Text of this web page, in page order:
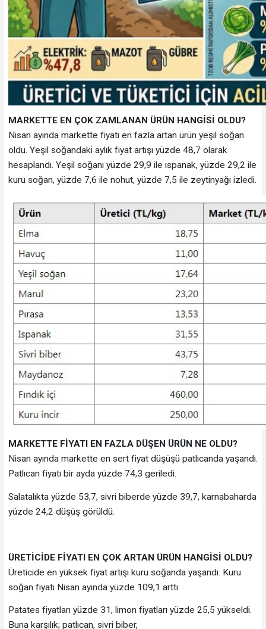
MARKETTE EN ÇOK ZAMLANAN ÜRÜN HANGİSİ OLDU?
Nisan ayında markette fiyatı en fazla artan ürün yeşil soğan
oldu. Yeşil soğandaki aylık fiyat artışı yüzde 48,7 olarak
hesaplandı. Yeşil soğanı yüzde 29,9 ile ıspanak, yüzde 29,2 ile
kuru soğan, yüzde 7,6 ile nohut, yüzde 7,5 ile zeytinyağı izledi.
MARKETTE FİYATI EN FAZLA DÜŞEN ÜRÜN NE OLDU?
Nisan ayında markette en sert fiyat düşüşü patlıcanda yaşandı.
Patlıcan fiyatı bir ayda yüzde 74,3 geriledi.
Salatalıkta yüzde 53,7, sivri biberde yüzde 39,7, karnabaharda
yüzde 24,2 düşüş görüldü.
ÜRETİCİDE FİYATI EN ÇOK ARTAN ÜRÜN HANGİSİ OLDU?
Üreticide en yüksek fiyat artışı kuru soğanda yaşandı. Kuru
soğan fiyatı Nisan ayında yüzde 109,1 arttı.
Patates fiyatları yüzde 31, limon fiyatları yüzde 25,5 yükseldi.
Buna karşılık; patlıcan, sivri biber,